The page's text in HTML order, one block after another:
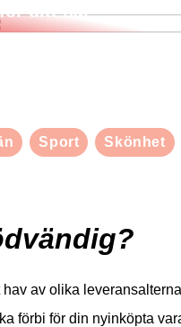
för ditt hår
Sport Skönhet
av olika
förbi för din nyinköpta